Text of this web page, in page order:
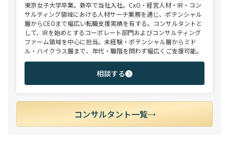
東京女子大学卒業。新卒で当社入社。CxO・経営人材・IR・コン
サルティング領域における人材サーチ業務を通じ、ポテンシャル
層からCEOまで幅広い転職支援実績を有する。コンサルタントと
して、IRを始めとするコーポレート部門およびコンサルティング
ファーム領域を中心に担当。未経験・ポテンシャル層からミド
ル・ハイクラス層まで、年代・職階を問わず幅広くご支援可能。
相談する
コンサルタント一覧